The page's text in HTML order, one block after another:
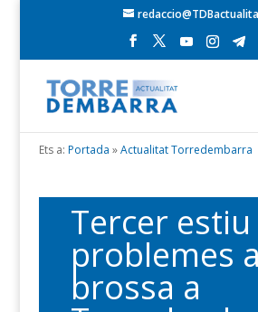
Ets a: Portada »Actualitat Torredembarra
Tercer
problemes
brossa a